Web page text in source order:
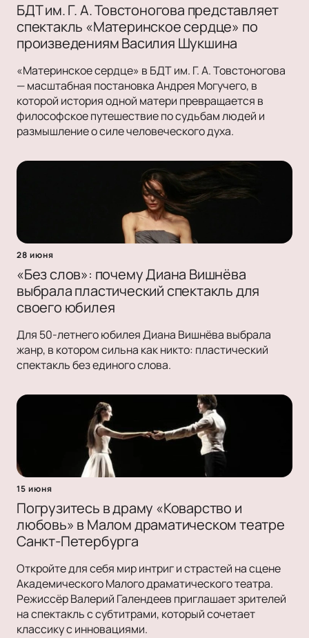
БДТ им. Г. А. Товстоногова представляет
спектакль «Материнское сердце» по
произведениям Василия Шукшина
«Материнское сердце» в БДТ им. Г. А. Товстоногова
— масштабная постановка Андрея Могучего, в
которой история одной матери превращается в
философское путешествие по судьбам людей и
размышление о силе человеческого духа.
28 июня
«Без слов»: почему Диана Вишнёва
выбрала пластический спектакль для
своего юбилея
Для 50-летнего юбилея Диана Вишнёва выбрала
жанр, в котором сильна как никто: пластический
спектакль без единого слова.
15 июня
Погрузитесь в драму «Коварство и
любовь» в Малом драматическом театре
Санкт-Петербурга
Откройте для себя мир интриг и страстей на сцене
Академического Малого драматического театра.
Режиссёр Валерий Галендеев приглашает зрителей
на спектакль с субтитрами, который сочетает
классику с инновациями.